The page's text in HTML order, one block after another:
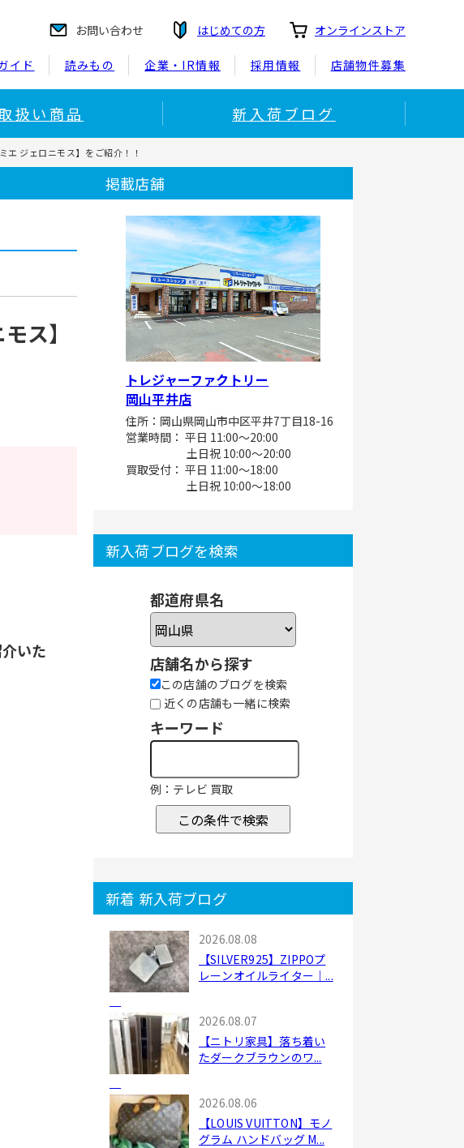
お問い合わせ はじめての方 オンラインストア
イド 読みもの 企業・IR情報 採用情報 店舗物件募集
扱い商品 新入荷ブログ
エ ジェロニモス】をご紹介！！
ス】
いた
掲載店舗
トレジャーファクトリー
岡山平井店
住所：岡山県岡山市中区平井7丁目18-16
営業時間： 平日 11:00～20:00
土日祝 10:00～20:00
買取受付： 平日 11:00～18:00
土日祝 10:00～18:00
新入荷ブログを検索
都道府県名
店舗名から探す
この店舗のブログを検索
近くの店舗も一緒に検索
キーワード
例：テレビ 買取
この条件で検索
新着 新入荷ブログ
2026.08.08
【SILVER925】ZIPPOプ
レーンオイルライター｜...
2026.08.07
【ニトリ家具】落ち着い
たダークブラウンのワ...
2026.08.06
【LOUIS VUITTON】モノ
グラム ハンドバッグ M...